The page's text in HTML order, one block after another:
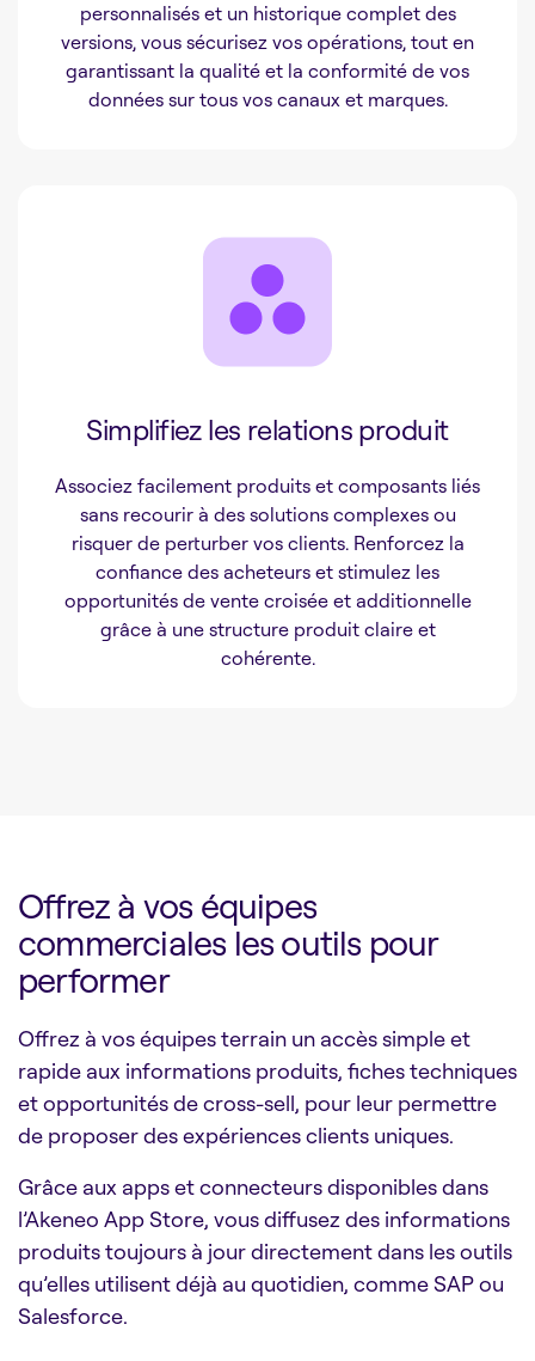
personnalisés et un historique complet des
versions, vous sécurisez vos opérations, tout en
garantissant la qualité et la conformité de vos
données sur tous vos canaux et marques.
Simplifiez les relations produit
Associez facilement produits et composants liés
sans recourir à des solutions complexes ou
risquer de perturber vos clients. Renforcez la
confiance des acheteurs et stimulez les
opportunités de vente croisée et additionnelle
grâce à une structure produit claire et
cohérente.
Offrez à vos équipes
commerciales les outils pour
performer
Offrez à vos équipes terrain un accès simple et
rapide aux informations produits, fiches techniques
et opportunités de cross-sell, pour leur permettre
de proposer des expériences clients uniques.
Grâce aux apps et connecteurs disponibles dans
l’Akeneo App Store, vous diffusez des informations
produits toujours à jour directement dans les outils
qu’elles utilisent déjà au quotidien, comme SAP ou
Salesforce.